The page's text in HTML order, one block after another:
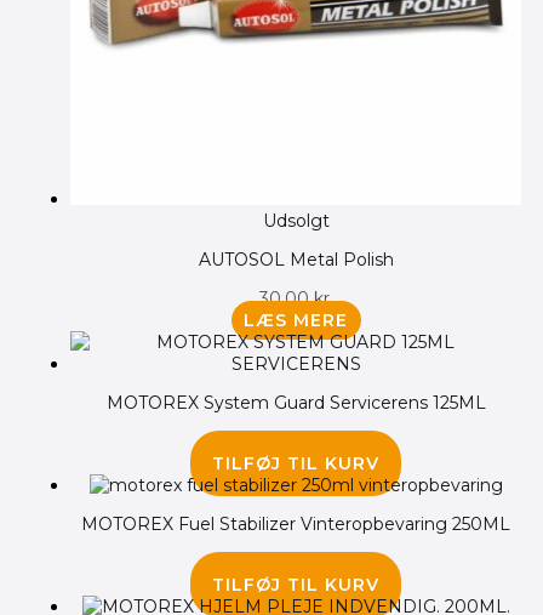
Udsolgt
AUTOSOL Metal Polish
30.00kr.
LÆS MERE
MOTOREX System Guard Servicerens 125ML
TILFØJ TIL KURV
MOTOREX Fuel Stabilizer Vinteropbevaring 250ML
TILFØJ TIL KURV